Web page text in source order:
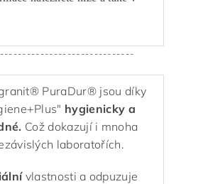
PuraDur® jsou díky
hygienicky a
Což dokazují i mnoha
laboratořích.
vlastnosti a odpuzuje